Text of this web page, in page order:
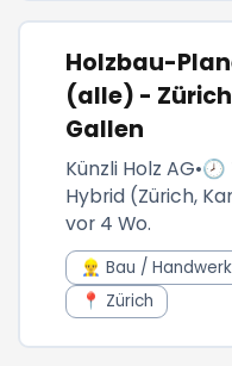
Holzbau-
(alle) -
Gallen
Künzli Holz AG•🕗
Hybrid (Zürich,
vor 4 Wo.
👷‍♂️ Bau / Handwerk
📍 Zürich